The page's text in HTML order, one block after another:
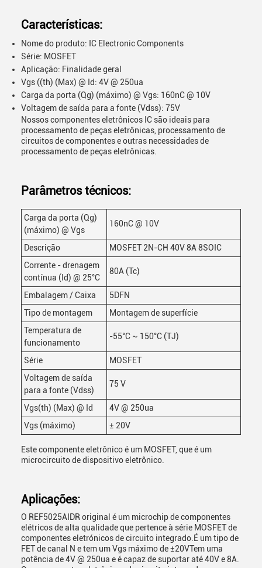
Características:
Nome do produto: IC Electronic Components
Série: MOSFET
Aplicação: Finalidade geral
Vgs ((th) (Max) @ Id: 4V @ 250ua
Carga da porta (Qg) (máximo) @ Vgs: 160nC @ 10V
Voltagem de saída para a fonte (Vdss): 75V
Nossos componentes eletrônicos IC são ideais para
processamento de peças eletrônicas, processamento de
circuitos de componentes e outras necessidades de
processamento de peças eletrônicas.
Parâmetros técnicos:
Carga da porta (Qg)
(máximo) @ Vgs
160nC @ 10V
Descrição
MOSFET 2N-CH 40V 8A 8SOIC
Corrente - drenagem
contínua (Id) @ 25°C
80A (Tc)
Embalagem / Caixa
5DFN
Tipo de montagem
Montagem de superfície
Temperatura de
funcionamento
-55°C ~ 150°C (TJ)
Série
MOSFET
Voltagem de saída
para a fonte (Vdss)
75 V
Vgs(th) (Max) @ Id
4V @ 250ua
Vgs (máximo)
± 20V
Este componente eletrônico é um MOSFET, que é um
microcircuito de dispositivo eletrônico.
Aplicações:
O REF5025AIDR original é um microchip de componentes
elétricos de alta qualidade que pertence à série MOSFET de
componentes eletrónicos de circuito integrado.É um tipo de
FET de canal N e tem um Vgs máximo de ±20VTem uma
potência de 4V @ 250ua e é capaz de suportar até 40V e 8A.